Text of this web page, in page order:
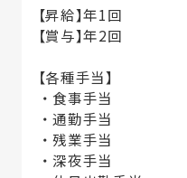
【昇給】年1回
【賞与】年2回
【各種手当】
・食事手当
・通勤手当
・残業手当
・深夜手当